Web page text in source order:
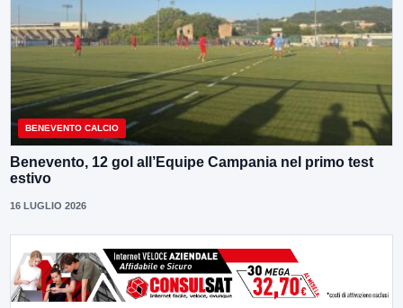
BENEVENTO CALCIO
Benevento, 12 gol all’Equipe Campania nel primo test
estivo
16 LUGLIO 2026